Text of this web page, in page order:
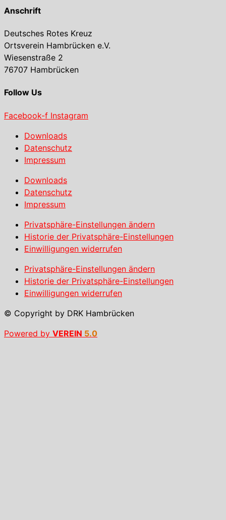
Anschrift
Deutsches Rotes Kreuz
Ortsverein Hambrücken e.V.
Wiesenstraße 2
76707 Hambrücken
Follow Us
Facebook-f Instagram
Downloads
Datenschutz
Impressum
Downloads
Datenschutz
Impressum
Privatsphäre-Einstellungen ändern
Historie der Privatsphäre-Einstellungen
Einwilligungen widerrufen
Privatsphäre-Einstellungen ändern
Historie der Privatsphäre-Einstellungen
Einwilligungen widerrufen
© Copyright by DRK Hambrücken
Powered by VEREIN 5.0